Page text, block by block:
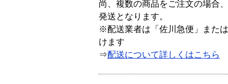
尚、複数の商品をご注文の場合
発送となります。
※配送業者は「佐川急便」また
けます
⇒配送について詳しくはこちら